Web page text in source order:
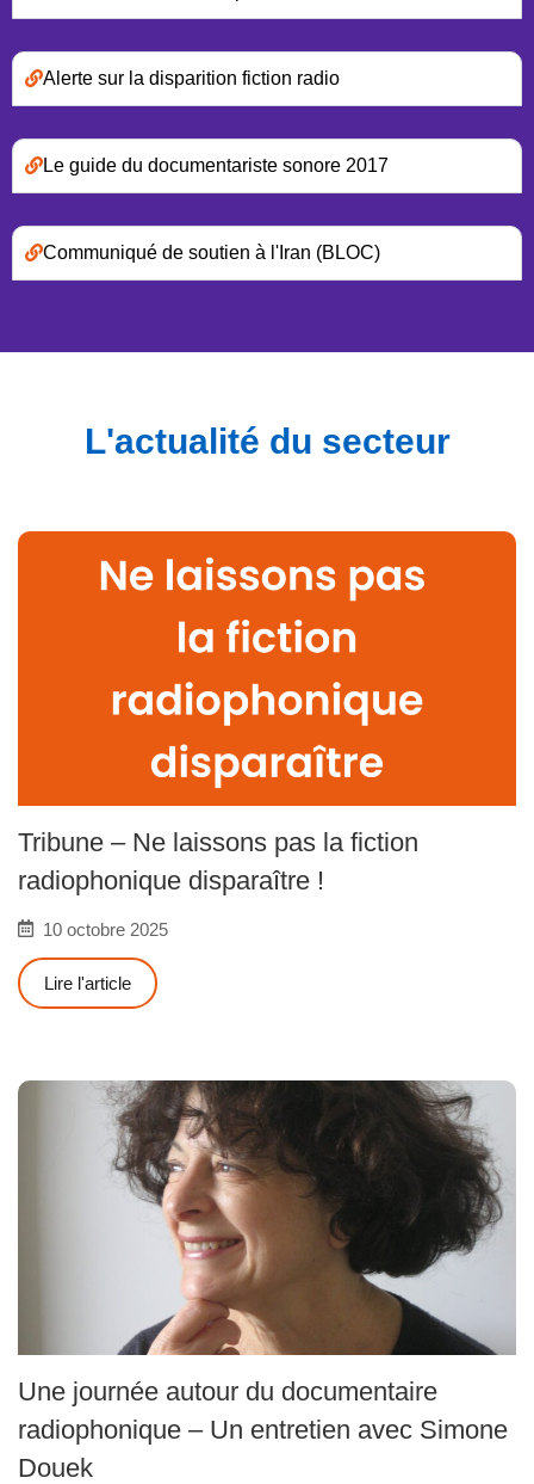
Alerte sur la disparition fiction radio
Le guide du documentariste sonore 2017
Communiqué de soutien à l'Iran (BLOC)
L'actualité du secteur
Tribune – Ne laissons pas la fiction
radiophonique disparaître !
10 octobre 2025
Lire l'article
Une journée autour du documentaire
radiophonique – Un entretien avec Simone
Douek